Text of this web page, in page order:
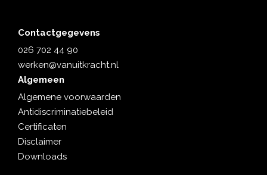
Contactgegevens
026 702 44 90
werken@vanuitkracht.nl
Algemeen
Algemene voorwaarden
Antidiscriminatiebeleid
Certificaten
Disclaimer
Downloads